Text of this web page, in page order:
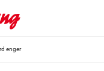
enger